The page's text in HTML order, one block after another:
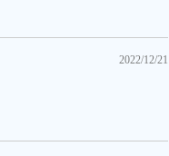
2022/12/21